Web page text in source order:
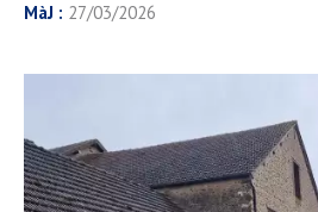
MàJ : 27/03/2026